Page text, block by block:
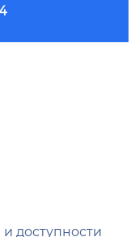
доступности